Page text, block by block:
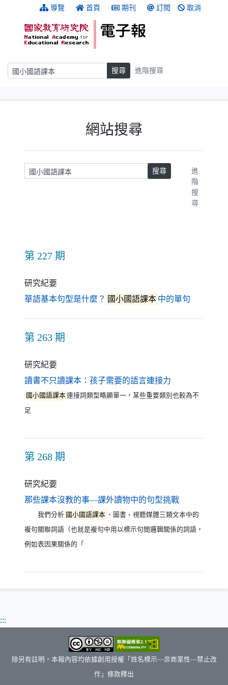
跳到主要內容 導覽 首頁 期刊 訂閱 取消
搜尋 搜尋 進階搜尋
網站搜尋
請輸入關鍵字 搜尋
進
階
搜
尋
第 227 期
研究紀要
華語基本句型是什麼？ 國小國語課本 中的單句
第 263 期
研究紀要
讀書不只讀課本：孩子需要的語言連接力
國小國語課本連接詞類型略顯單一，某些重要類別也較為不
足
第 268 期
研究紀要
那些課本沒教的事—課外讀物中的句型挑戰（另開新視
我們分析 國小國語課本 、圖書、視聽媒體三類文本中的
複句關聯詞語（也就是複句中用以標示句間邏輯關係的詞語，
例如表因果關係的「
:::
除另有註明，本報內容均依據創用授權「姓名標示—非商業性—禁止改
作」條款釋出